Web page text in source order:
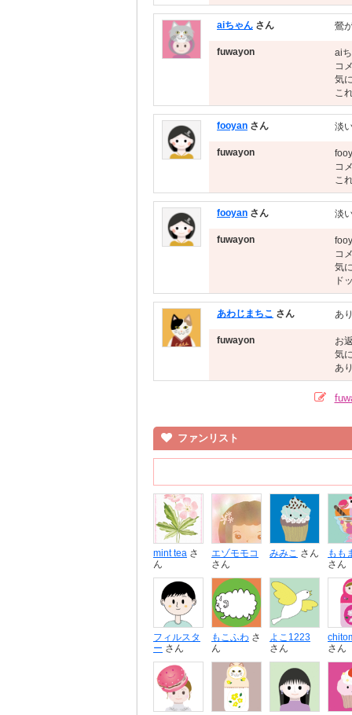
aiちゃん さん 鶯
fuwayon
ai
コ
気
こ
fooyan さん 淡
fuwayon
コ
こ
fooyan さん 淡
fuwayon
コ
気
ド
あわじまちこ さん あ
fuwayon
お
気
あ
ファンリスト
mint tea さ
ん
エゾモモコ
さん
みみこ さん
もも
さん
フィルスタ
ー さん
もこふわ さ
ん
よこ1223
さん
さん